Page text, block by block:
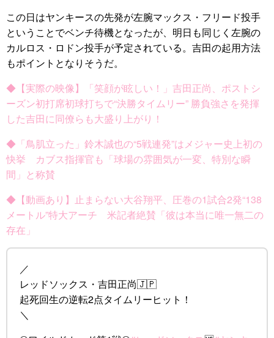
この日はヤンキースの先発が左腕マックス・フリード投手
ということでベンチ待機となったが、明日も同じく左腕の
カルロス・ロドン投手が予定されている。吉田の起用方法
もポイントとなりそうだ。
◆【実際の映像】「笑顔が眩しい！」吉田正尚、ポストシ
ーズン初打席初球打ちで“決勝タイムリー” 勝負強さを発揮
した吉田に同僚らも大盛り上がり！
◆「鳥肌立った」鈴木誠也の“5戦連発”はメジャー史上初の
快挙 カブス指揮官も「球場の雰囲気が一変、特別な瞬
間」と称賛
◆【動画あり】止まらない大谷翔平、圧巻の1試合2発“138
メートル”特大アーチ 米記者絶賛「彼は本当に唯一無二の
存在」
／
レッドソックス・吉田正尚🇯🇵
起死回生の逆転2点タイムリーヒット！
＼